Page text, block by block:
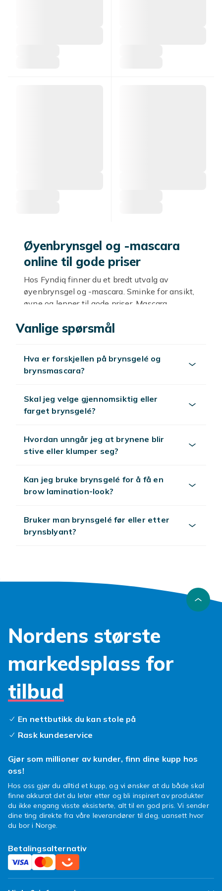
Øyenbrynsgel og -mascara
online til gode priser
Hos Fyndiq finner du et bredt utvalg av
øyenbrynsgel og -mascara. Sminke for ansikt,
øyne og lepper til gode priser. Mascara,
Farger og finishes
Fra klassiske nyanser til trendy farger. Matt,
satin, shimmer og metallic. Velg etter hudtype
og stil.
Utforsk mer
Se sminke.
Vanlige spørsmål
Hva er forskjellen på brynsgelé og
brynsmascara?
Skal jeg velge gjennomsiktig eller
farget brynsgelé?
Hvordan unngår jeg at brynene blir
stive eller klumper seg?
Kan jeg bruke brynsgelé for å få en
brow lamination-look?
Bruker man brynsgelé før eller etter
brynsblyant?
Nordens største
markedsplass for
tilbud
En nettbutikk du kan stole på
Rask kundeservice
Gjør som millioner av kunder, finn dine kupp hos
oss!
Hos oss gjør du alltid et kupp, og vi ønsker at du både skal
finne akkurat det du leter etter og bli inspirert av produkter
du ikke engang visste eksisterte, alt til en god pris. Vi sender
dine ting direkte fra våre leverandører til deg, uansett hvor
du bor i Norge.
Betalingsalternativ